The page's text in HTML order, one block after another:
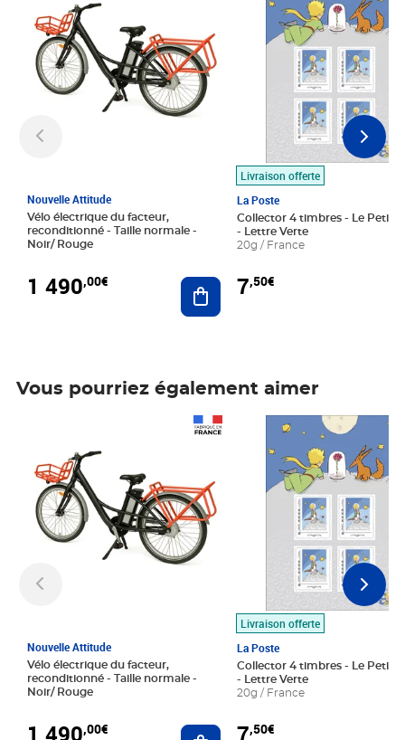
Nouvelle Attitude
Vélo électrique du facteur,
reconditionné - Taille normale -
Noir/ Rouge
1 490,00€ Ajouter au panier
Livraison offerte
La Poste
Collector 4 timbres - Le Petit
- Lettre Verte
20g / France
7,50€
Vous pourriez également aimer
Nouvelle Attitude
Vélo électrique du facteur,
reconditionné - Taille normale -
Noir/ Rouge
1 490,00€ Ajouter au panier
Livraison offerte
La Poste
Collector 4 timbres - Le Petit
- Lettre Verte
20g / France
7,50€
Prix 7,50€